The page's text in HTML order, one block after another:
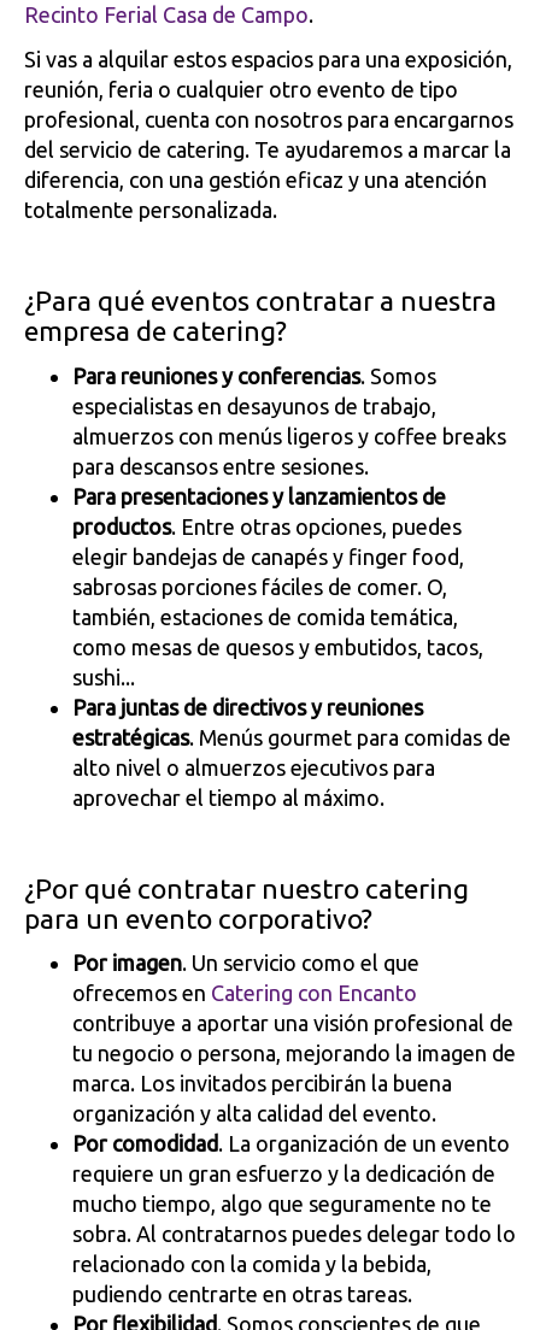
Recinto Ferial Casa de Campo.
Si vas a alquilar estos espacios para una exposición,
reunión, feria o cualquier otro evento de tipo
profesional, cuenta con nosotros para encargarnos
del servicio de catering. Te ayudaremos a marcar la
diferencia, con una gestión eficaz y una atención
totalmente personalizada.
¿Para qué eventos contratar a nuestra
empresa de catering?
Para reuniones y conferencias. Somos
especialistas en desayunos de trabajo,
almuerzos con menús ligeros y coffee breaks
para descansos entre sesiones.
Para presentaciones y lanzamientos de
productos. Entre otras opciones, puedes
elegir bandejas de canapés y finger food,
sabrosas porciones fáciles de comer. O,
también, estaciones de comida temática,
como mesas de quesos y embutidos, tacos,
sushi...
Para juntas de directivos y reuniones
estratégicas. Menús gourmet para comidas de
alto nivel o almuerzos ejecutivos para
aprovechar el tiempo al máximo.
¿Por qué contratar nuestro catering
para un evento corporativo?
Por imagen. Un servicio como el que
ofrecemos en Catering con Encanto
contribuye a aportar una visión profesional de
tu negocio o persona, mejorando la imagen de
marca. Los invitados percibirán la buena
organización y alta calidad del evento.
Por comodidad. La organización de un evento
requiere un gran esfuerzo y la dedicación de
mucho tiempo, algo que seguramente no te
sobra. Al contratarnos puedes delegar todo lo
relacionado con la comida y la bebida,
pudiendo centrarte en otras tareas.
Por flexibilidad. Somos conscientes de que